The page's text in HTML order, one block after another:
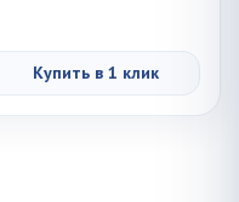
Купить в 1 клик